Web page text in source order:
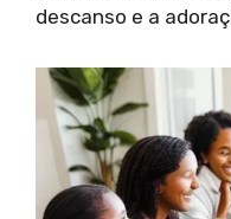
descanso e a